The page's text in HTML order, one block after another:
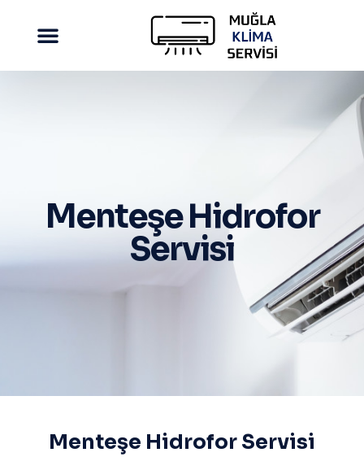
Menteşe Hidrofor
Servisi
Menteşe Hidrofor Servisi